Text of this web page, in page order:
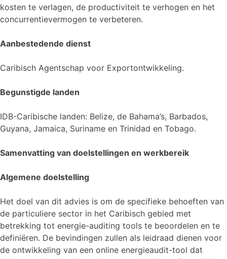
kosten te verlagen, de productiviteit te verhogen en het
concurrentievermogen te verbeteren.
Aanbestedende dienst
Caribisch Agentschap voor Exportontwikkeling.
Begunstigde landen
IDB-Caribische landen: Belize, de Bahama’s, Barbados,
Guyana, Jamaica, Suriname en Trinidad en Tobago.
Samenvatting van doelstellingen en werkbereik
Algemene doelstelling
Het doel van dit advies is om de specifieke behoeften van
de particuliere sector in het Caribisch gebied met
betrekking tot energie-auditing tools te beoordelen en te
definiëren. De bevindingen zullen als leidraad dienen voor
de ontwikkeling van een online energieaudit-tool dat